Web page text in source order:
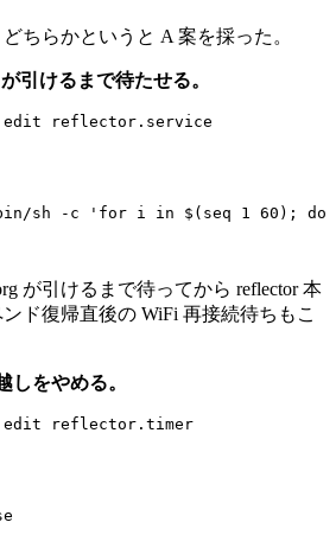
ちらかというと A 案を採った。
引けるまで待たせる。
edit reflector.service
sh -c 'for i in $(seq 1 60); do
が引けるまで待ってから reflector 本
ド復帰直後の WiFi 再接続待ちもこ
しをやめる。
edit reflector.timer